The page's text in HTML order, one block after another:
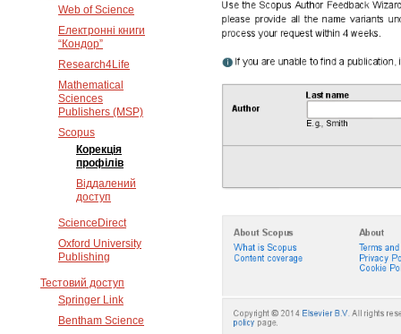
Web of Science
Електронні книги
“Кондор”
Research4Life
Mathematical
Sciences
Publishers (MSP)
Scopus
Корекція
профілів
Віддалений
доступ
ScienceDirect
Oxford University
Publishing
Тестовий доступ
Springer Link
Bentham Science